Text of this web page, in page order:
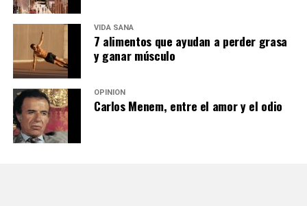
VIDA SANA
7 alimentos que ayudan a perder grasa
y ganar músculo
OPINIÓN
Carlos Menem, entre el amor y el odio